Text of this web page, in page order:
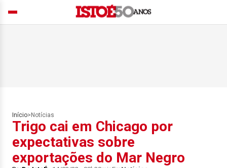
Início> Notícias
Trigo cai em Chicago por
expectativas sobre
exportações do Mar Negro